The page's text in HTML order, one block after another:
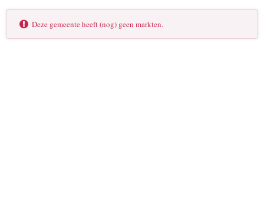
Deze gemeente heeft (nog) geen markten.